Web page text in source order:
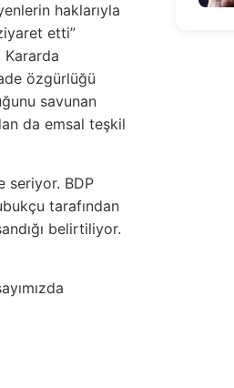
haklarıyla
etti”
özgürlüğü
savunan
da emsal teşkil
seriyor. BDP
tarafından
belirtiliyor.